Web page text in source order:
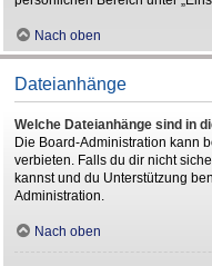
Nach oben
Dateianhänge
Welche Dateianhänge sind in
Die Board-Administration kann
verbieten. Falls du dir nicht
kannst und du Unterstützung
Administration.
Nach oben